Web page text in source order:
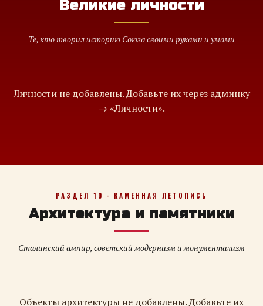
Великие личности
Те, кто творил историю Союза своими руками и умами
Личности не добавлены. Добавьте их через админку
→ «Личности».
РАЗДЕЛ 10 · КАМЕННАЯ ЛЕТОПИСЬ
Архитектура и памятники
Сталинский ампир, советский модернизм и монументализм
Объекты архитектуры не добавлены. Добавьте их